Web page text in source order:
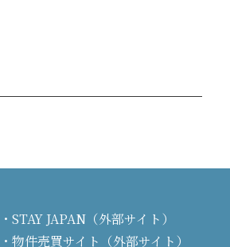
STAY JAPAN（外部サイト）
物件売買サイト（外部サイト）